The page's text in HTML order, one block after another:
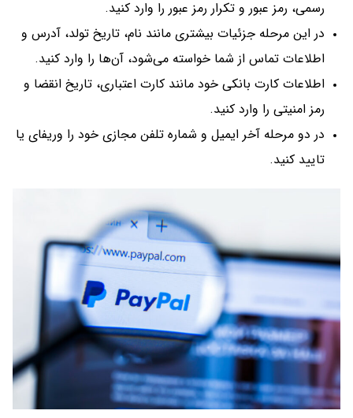
رسمی، رمز عبور و تکرار رمز عبور را وارد کنید.
در این مرحله جزئیات بیشتری مانند نام، تاریخ تولد، آدرس و
اطلاعات تماس از شما خواسته می‌شود، آن‌ها را وارد کنید.
اطلاعات کارت بانکی خود مانند کارت اعتباری، تاریخ انقضا و
رمز امنیتی را وارد کنید.
در دو مرحله آخر ایمیل و شماره تلفن مجازی خود را وریفای یا
تایید کنید.